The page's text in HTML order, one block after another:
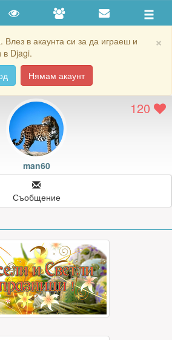
×
в акаунта си за да играеш и
в Djagi.
Нямам акаунт
120
man60
Съобщение